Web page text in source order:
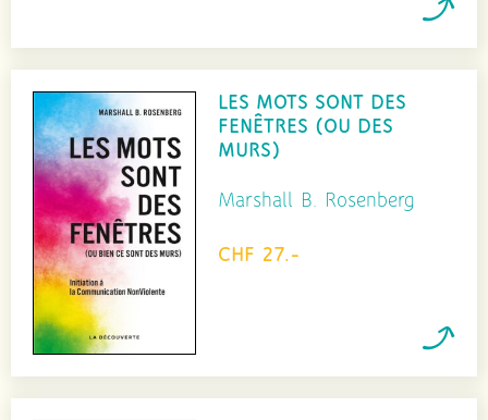
LES MOTS SONT DES
FENÊTRES (OU DES
MURS)
Marshall B. Rosenberg
CHF 27.-